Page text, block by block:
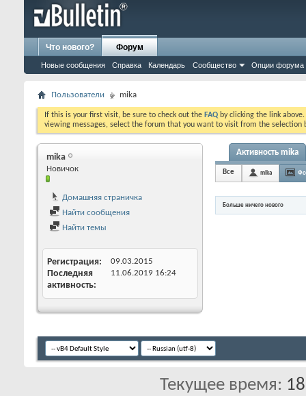
Что нового? Форум
Новые сообщения Справка Календарь Сообщество Опции форума
Пользователи mika
If this is your first visit, be sure to check out the FAQ by clicking the link
viewing messages, select the forum that you want to visit from the selection
mika
Новичок
Домашняя страничка
Найти сообщения
Найти темы
Регистрация 09.03.2015
Последняя
активность
11.06.2019 16:24
Активность mika
Все mika
Больше ничего нового
Текущее время: